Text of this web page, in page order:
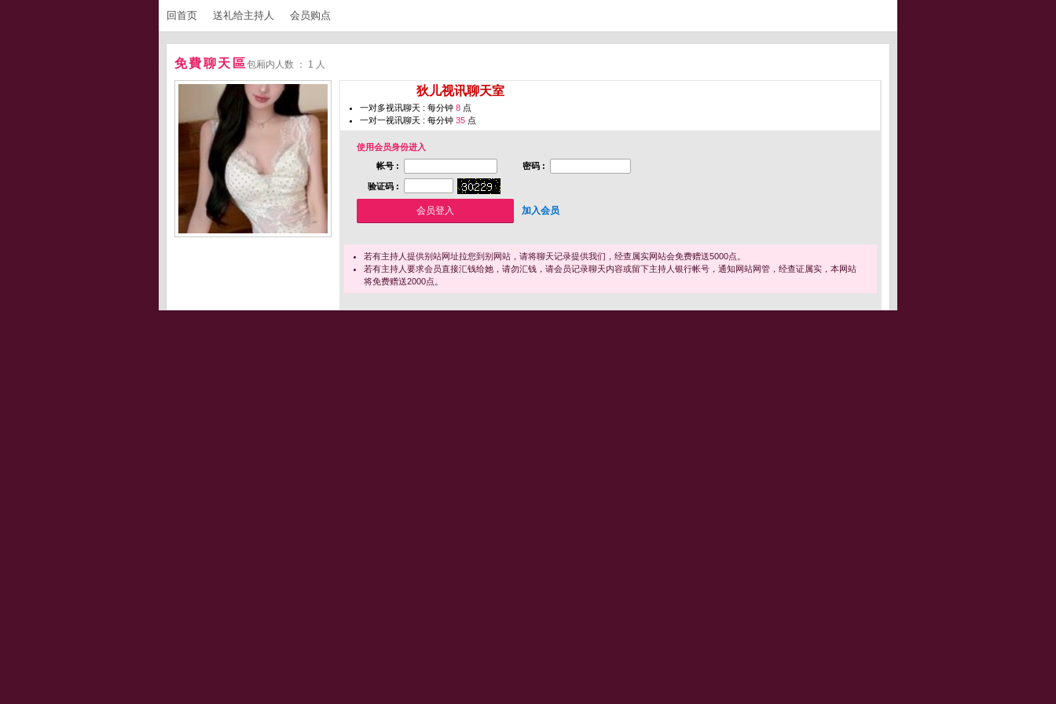
回首页 送礼给主持人 会员购点
免費聊天區包厢内人数 ： 1 人
狄儿视讯聊天室
一对多视讯聊天 : 每分钟 8 点
一对一视讯聊天 : 每分钟 35 点
使用会员身份进入
帐号 :
密码 :
验证码 :
加入会员
若有主持人提供别站网址拉您到别网站，请将聊天记录提供我们，经查属实网站会免费赠送5000点。
若有主持人要求会员直接汇钱给她，请勿汇钱，请会员记录聊天内容或留下主持人银行帐号，通知网站网管，经查证属实，本网站
将免费赠送2000点。